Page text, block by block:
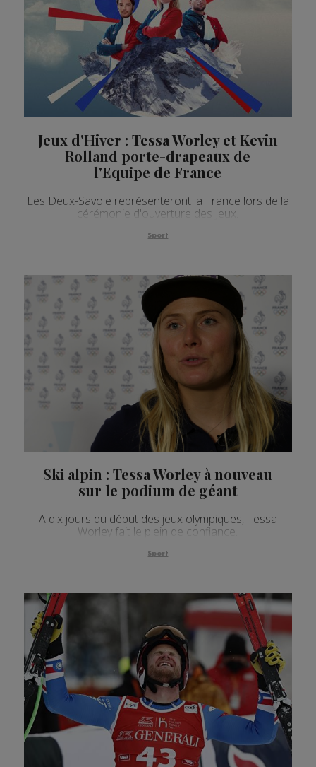
Jeux d'Hiver : Tessa Worley et Kevin
Rolland porte-drapeaux de
l'Equipe de France
Les Deux-Savoie représenteront la France lors de la
cérémonie d'ouverture des Jeux.
Sport
Ski alpin : Tessa Worley à nouveau
sur le podium de géant
A dix jours du début des jeux olympiques, Tessa
Worley fait le plein de confiance.
Sport